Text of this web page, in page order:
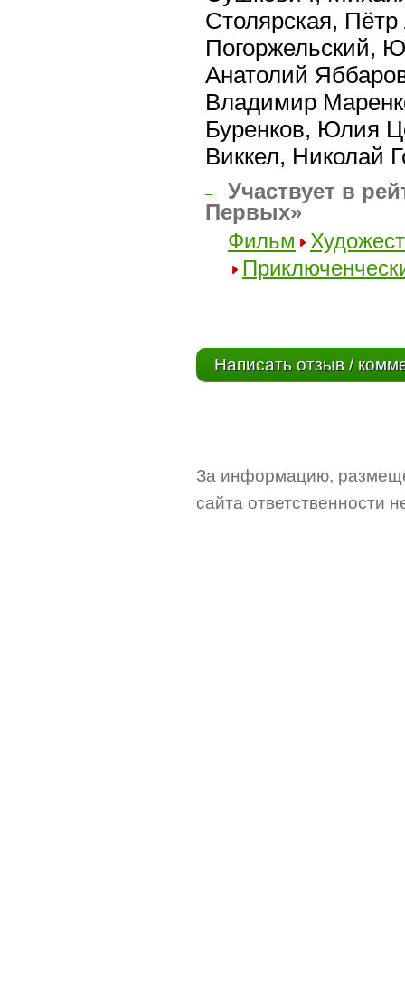
Столярская,
Погоржельский,
Анатолий
Владимир
Буренков, Юлия
Виккел, Николай
–
Участвует в
Первых»
Фильм
Написать отзыв /
За информацию,
сайта ответственности